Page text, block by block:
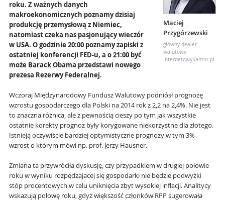
Maciej
Przygórzewski
główny dealer
walutowy
InternetowyKantor.pl
roku. Z ważnych danych
makroekonomicznych poznamy dzisiaj
produkcję przemysłową z Niemiec,
natomiast czeka nas pasjonujący wieczór
w USA. O godzinie 20:00 poznamy zapiski z
ostatniej konferencji FED-u, a o 21:00 być
może Barack Obama przedstawi nowego
prezesa Rezerwy Federalnej.
Wczoraj Międzynarodowy Fundusz Walutowy podniósł prognozę
wzrostu gospodarczego dla Polski na 2014 rok z 2,2 na 2,4%. Nie jest
to znaczna różnica, ale z pewnością cieszy po tym jak wszystkie
ostatnie korekty prognoz były korygowane niekorzystne dla złotego.
Istnieją oczywiście bardziej optymistyczne prognozy w tym 3%
wzrost o którym mówi np. prof. Jerzy Hausner.
Zmiana ta przywróciła dyskusję, czy przypadkiem w drugiej połowie
roku w wyniku rozpędzajacej się gospodarki nie będzie podwyżki
stóp procentowych w celu uniknięcia zbyt wysokiej inflacji. Analitycy
wskazują połowę roku, gdyż większość członków RPP sugerowała